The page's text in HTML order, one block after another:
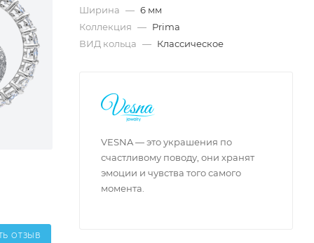
ОТЗЫВ
Ширина — 6 мм
Коллекция — Prima
ВИД кольца — Классическое
VESNA — это украшения по
счастливому поводу, они хранят
эмоции и чувства того самого
момента.